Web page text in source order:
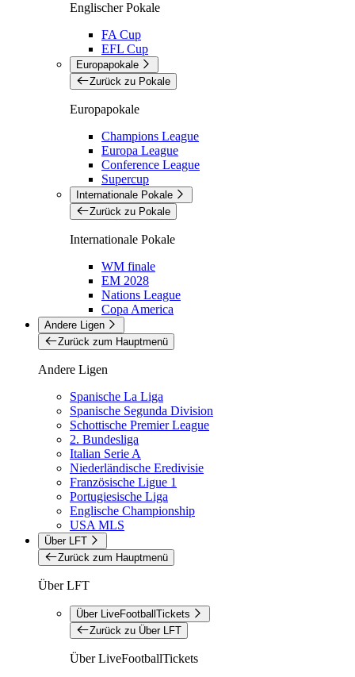
Englischer Pokale
FA Cup
EFL Cup
Europapokale
Zurück zu Pokale
Europapokale
Champions League
Europa League
Conference League
Supercup
Internationale Pokale
Zurück zu Pokale
Internationale Pokale
WM finale
EM 2028
Nations League
Copa America
Andere Ligen
Zurück zum Hauptmenü
Andere Ligen
Spanische La Liga
Spanische Segunda Division
Schottische Premier League
2. Bundesliga
Italian Serie A
Niederländische Eredivisie
Französische Ligue 1
Portugiesische Liga
Englische Championship
USA MLS
Über LFT
Zurück zum Hauptmenü
Über LFT
Über LiveFootballTickets
Zurück zu Über LFT
Über LiveFootballTickets